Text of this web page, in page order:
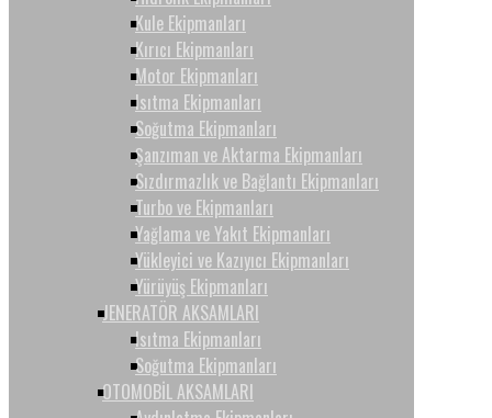
Kule Ekipmanları
Kırıcı Ekipmanları
Motor Ekipmanları
Isıtma Ekipmanları
Soğutma Ekipmanları
Şanzıman ve Aktarma Ekipmanları
Sızdırmazlık ve Bağlantı Ekipmanları
Turbo ve Ekipmanları
Yağlama ve Yakıt Ekipmanları
Yükleyici ve Kazıyıcı Ekipmanları
Yürüyüş Ekipmanları
JENERATÖR AKSAMLARI
Isıtma Ekipmanları
Soğutma Ekipmanları
OTOMOBİL AKSAMLARI